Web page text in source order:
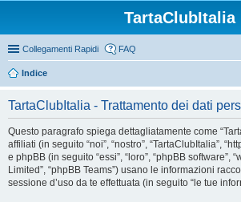
TartaClubItalia
Collegamenti Rapidi FAQ
Indice
TartaClubItalia - Trattamento dei dati
Questo paragrafo spiega dettagliatamente come
affiliati (in seguito “noi”, “nostro”, “TartaClubItalia”,
e phpBB (in seguito “essi”, “loro”, “phpBB software”,
Limited”, “phpBB Teams”) usano le informazioni
sessione d’uso da te effettuata (in seguito “le tue